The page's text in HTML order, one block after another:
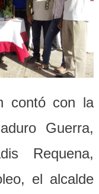
contó con la
Guerra,
Requena,
el alcalde